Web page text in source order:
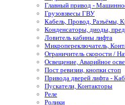
Главный привод -
Грузовзвесы ГВУ
Кабель, Провод, Разъёмы,
Конденсаторы, диоды,
Ловитель кабины лифта
Микропереключатель,
Ограничитель скорости /
Освещение, Аварийное
Пост ревизии, кнопки стоп
Привода дверей лифта -
Пускатели, Контакторы
Реле
Ролики